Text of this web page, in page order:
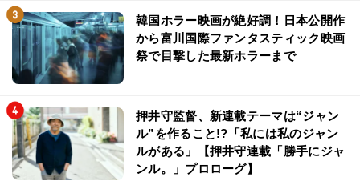
韓国ホラー映画が絶好調！日本公開作
から富川国際ファンタスティック映画
祭で目撃した最新ホラーまで
押井守監督、新連載テーマは“ジャン
ル”を作ること!?「私には私のジャン
ルがある」【押井守連載「勝手にジャ
ンル。」プロローグ】